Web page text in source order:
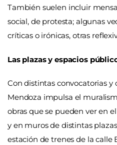
También suelen incluir
social, de protesta; algunas
críticas o irónicas, otras
Las plazas y espacios
Con distintas convocatorias y
Mendoza impulsa el
obras que se pueden ver en
y en muros de distintas
estación de trenes de la calle